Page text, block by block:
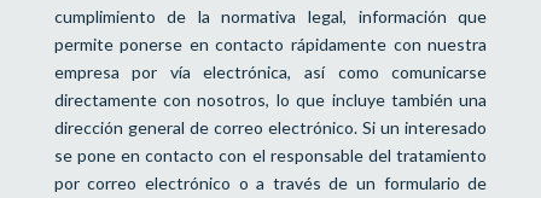
cumplimiento de la normativa legal, información que
permite ponerse en contacto rápidamente con nuestra
empresa por vía electrónica, así como comunicarse
directamente con nosotros, lo que incluye también una
dirección general de correo electrónico. Si un interesado
se pone en contacto con el responsable del tratamiento
por correo electrónico o a través de un formulario de